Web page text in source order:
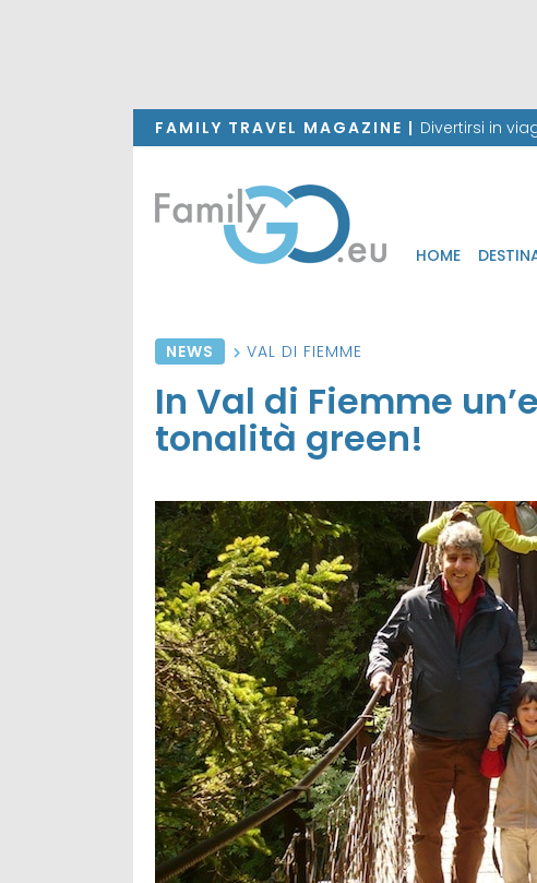
FAMILY TRAVEL MAGAZINE | Divertirsi in
HOME
NEWS VAL DI FIEMME
In Val di Fiemme
tonalità green!